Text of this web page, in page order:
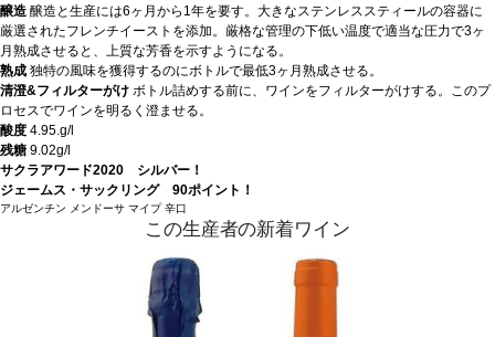
醸造 醸造と生産には6ヶ月から1年を要す。大きなステンレススティールの容器に
厳選されたフレンチイーストを添加。厳格な管理の下低い温度で適当な圧力で3ヶ
月熟成させると、上質な芳香を示すようになる。
熟成 独特の風味を獲得するのにボトルで最低3ヶ月熟成させる。
清澄&フィルターがけ ボトル詰めする前に、ワインをフィルターがけする。このプ
ロセスでワインを明るく澄ませる。
酸度 4.95.g/l
残糖 9.02g/l
サクラアワード2020 シルバー！
ジェームス・サックリング 90ポイント！
アルゼンチン メンドーサ マイプ辛口
この生産者の新着ワイン